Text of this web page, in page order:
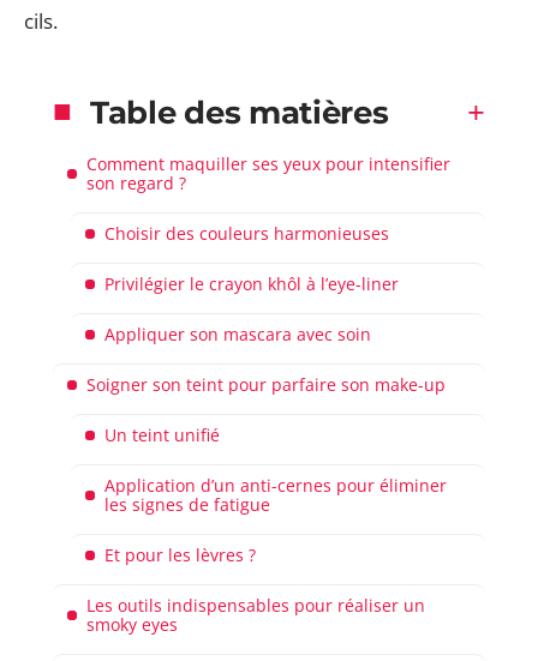
cils.
Table des matières
Comment maquiller ses yeux pour intensifier
son regard ?
Choisir des couleurs harmonieuses
Privilégier le crayon khôl à l’eye-liner
Appliquer son mascara avec soin
Soigner son teint pour parfaire son make-up
Un teint unifié
Application d’un anti-cernes pour éliminer
les signes de fatigue
Et pour les lèvres ?
Les outils indispensables pour réaliser un
smoky eyes